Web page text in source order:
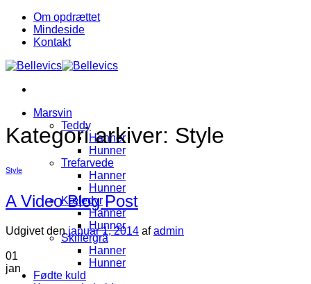
Fortsæt
indhold
Om opdrættet
Mindeside
Kontakt
Marsvin
Teddy
Hanner
Hunner
Trefarvede
Hanner
Hunner
Kæledyr
Hanner
Hunner
Skiffergrå
Hanner
Hunner
Fødte kuld
Kategori arkiver: Style
Style
A Video Blog Post
Udgivet denjanuar 1, 2014 afadmin
01
jan